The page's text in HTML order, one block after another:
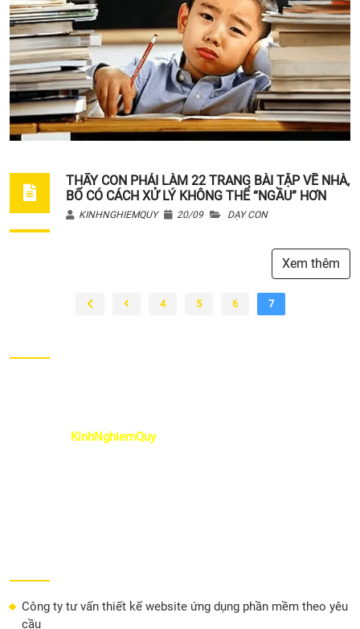
THẤY CON PHẢI LÀM 22 TRANG BÀI TẬP VỀ NHÀ,
BỐ CÓ CÁCH XỬ LÝ KHÔNG THỂ “NGẦU” HƠN
KINHNGHIEMQUY 20/09 DẠY CON
Xem thêm
4 5 6 7
KinhNghiemQuy
Công ty tư vấn thiết kế website ứng dụng phần mềm theo yêu
cầu